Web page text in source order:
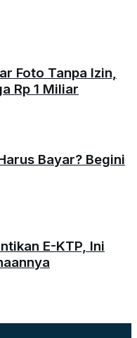
Foto Tanpa Izin,
Rp 1 Miliar
Bayar? Begini
E-KTP, Ini